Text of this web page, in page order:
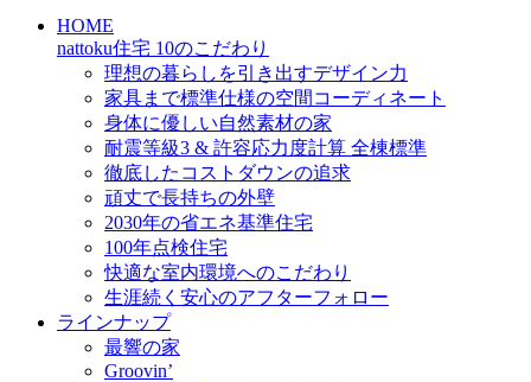
HOME
nattoku住宅 10のこだわり
理想の暮らしを引き出すデザイン力
家具まで標準仕様の空間コーディネート
身体に優しい自然素材の家
耐震等級3 & 許容応力度計算 全棟標準
徹底したコストダウンの追求
頑丈で長持ちの外壁
2030年の省エネ基準住宅
100年点検住宅
快適な室内環境へのこだわり
生涯続く安心のアフターフォロー
ラインナップ
最響の家
Groovin’